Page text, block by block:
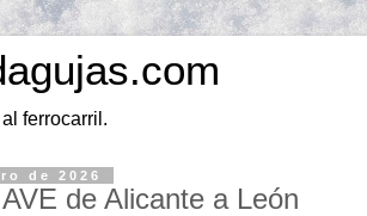
ferrocarril.
de 2026
de Alicante a León